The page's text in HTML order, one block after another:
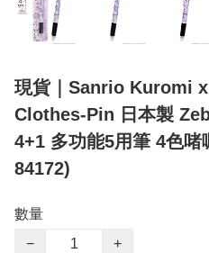
現貨｜Sanrio Kuromi
Clothes-Pin 日本製
4+1 多功能5用筆 4色啫
84172)
數量
−
+